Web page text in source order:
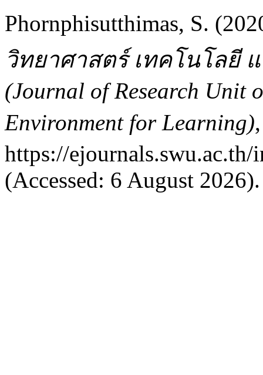
Phornphisutthimas, S.
วิทยาศาสตร์ เทคโนโลยี
(Journal of Research Unit
Environment for Learning)
https://
(Accessed: 6 August 2026).